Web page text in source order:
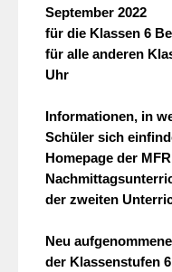
September 2022
für die Klassen 6
für alle anderen
Uhr
Informationen, in
Schüler sich
Homepage der
der zweiten
Neu
der Klassenstufen 6